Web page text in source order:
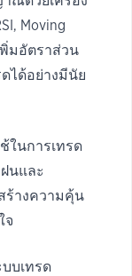
Moving
พิ่มอัตราส่วน
ได้อย่างมีนัย
ในการเทรด
นและ
ร้างความคุ้น
จ
บเทรด